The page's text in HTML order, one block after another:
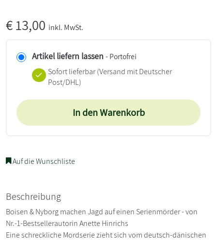
€13,00 inkl. MwSt.
Artikel liefern lassen - Portofrei
Sofort lieferbar(Versand mit Deutscher
Post/DHL)
In den Warenkorb
Auf die Wunschliste
Beschreibung
Boisen & Nyborg machen Jagd auf einen Serienmörder - von
Nr.-1-Bestsellerautorin Anette Hinrichs
Eine schreckliche Mordserie zieht sich vom deutsch-dänischen